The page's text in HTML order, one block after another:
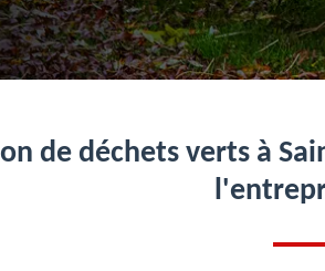
de déchets verts à